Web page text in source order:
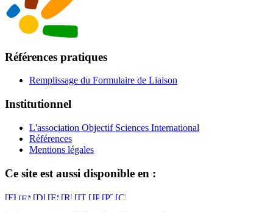
Références pratiques
Remplissage du Formulaire de Liaison
Institutionnel
L'association Objectif Sciences International
Références
Mentions légales
Ce site est aussi disponible en :